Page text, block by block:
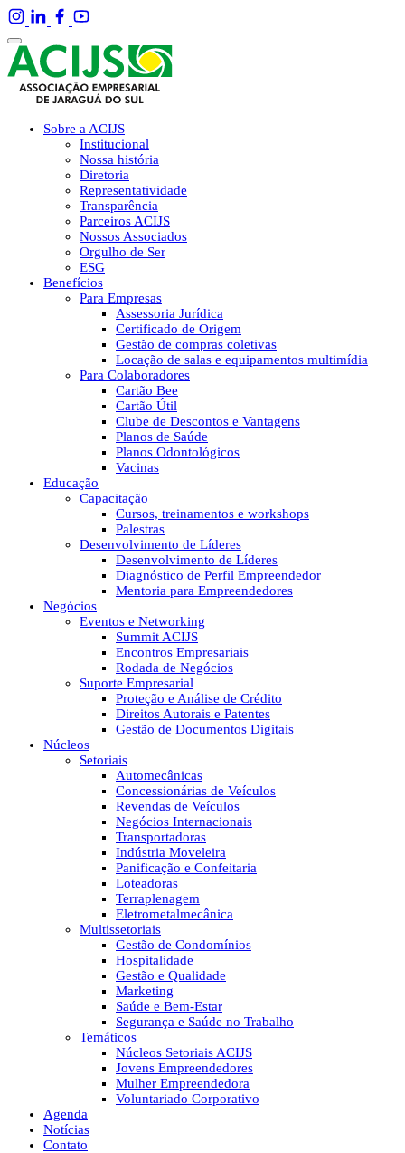
Sobre a ACIJS
Institucional
Nossa história
Diretoria
Representatividade
Transparência
Parceiros ACIJS
Nossos Associados
Orgulho de Ser
ESG
Benefícios
Para Empresas
Assessoria Jurídica
Certificado de Origem
Gestão de compras coletivas
Locação de salas e equipamentos multimídia
Para Colaboradores
Cartão Bee
Cartão Útil
Clube de Descontos e Vantagens
Planos de Saúde
Planos Odontológicos
Vacinas
Educação
Capacitação
Cursos, treinamentos e workshops
Palestras
Desenvolvimento de Líderes
Desenvolvimento de Líderes
Diagnóstico de Perfil Empreendedor
Mentoria para Empreendedores
Negócios
Eventos e Networking
Summit ACIJS
Encontros Empresariais
Rodada de Negócios
Suporte Empresarial
Proteção e Análise de Crédito
Direitos Autorais e Patentes
Gestão de Documentos Digitais
Núcleos
Setoriais
Automecânicas
Concessionárias de Veículos
Revendas de Veículos
Negócios Internacionais
Transportadoras
Indústria Moveleira
Panificação e Confeitaria
Loteadoras
Terraplenagem
Eletrometalmecânica
Multissetoriais
Gestão de Condomínios
Hospitalidade
Gestão e Qualidade
Marketing
Saúde e Bem-Estar
Segurança e Saúde no Trabalho
Temáticos
Núcleos Setoriais ACIJS
Jovens Empreendedores
Mulher Empreendedora
Voluntariado Corporativo
Agenda
Notícias
Contato